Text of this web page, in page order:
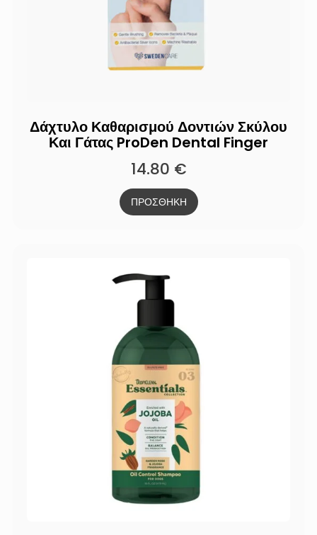
Δάχτυλο Καθαρισμού Δοντιών Σκύλου
Και Γάτας ProDen Dental Finger
14.80 €
ΠΡΟΣΘΗΚΗ